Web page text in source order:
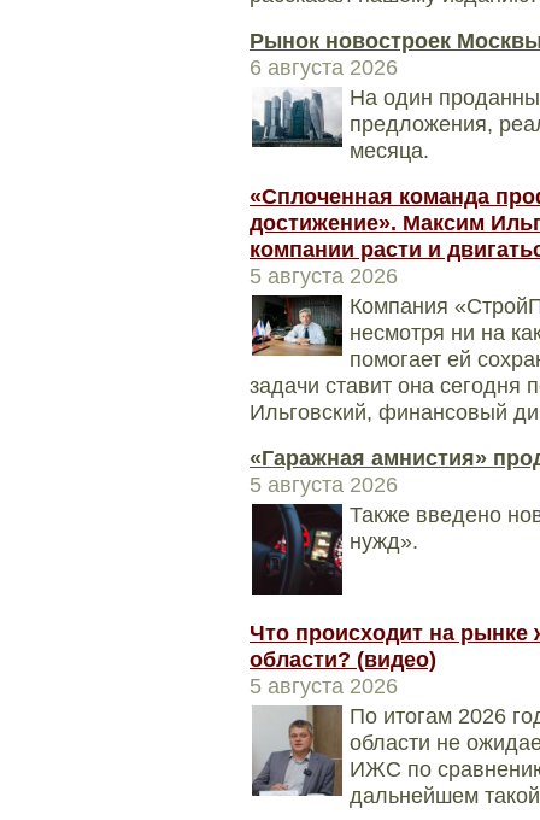
Рынок новостроек
6 августа 2026
На один
предложения,
месяца.
«Сплоченная команда
достижение». Максим
компании расти и
5 августа 2026
Компания
несмотря ни на
помогает ей
задачи ставит она сегодня
Ильговский, финансовый
«Гаражная амнистия»
5 августа 2026
Также введено
нужд».
Что происходит на рынке
области? (видео)
5 августа 2026
По итогам 2026
области не
ИЖС по
дальнейшем